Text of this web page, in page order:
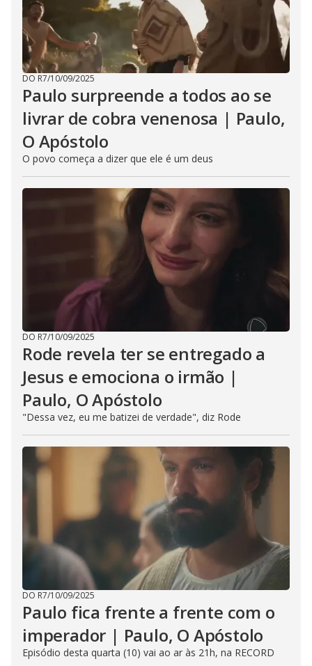
DO R7/10/09/2025
Paulo surpreende a todos ao se
livrar de cobra venenosa | Paulo,
O Apóstolo
O povo começa a dizer que ele é um deus
DO R7/10/09/2025
Rode revela ter se entregado a
Jesus e emociona o irmão |
Paulo, O Apóstolo
"Dessa vez, eu me batizei de verdade", diz Rode
DO R7/10/09/2025
Paulo fica frente a frente com o
imperador | Paulo, O Apóstolo
Episódio desta quarta (10) vai ao ar às 21h, na RECORD